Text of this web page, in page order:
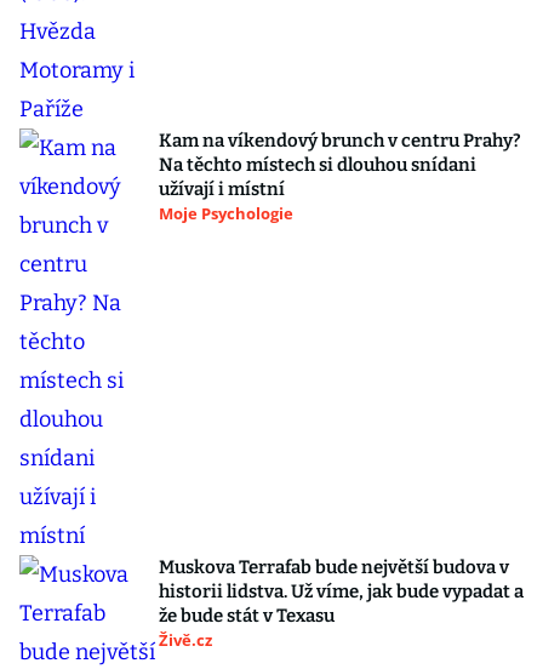
Kam na víkendový brunch v centru Prahy?
Na těchto místech si dlouhou snídani
užívají i místní
Moje Psychologie
Muskova Terrafab bude největší budova v
historii lidstva. Už víme, jak bude vypadat a
že bude stát v Texasu
Živě.cz